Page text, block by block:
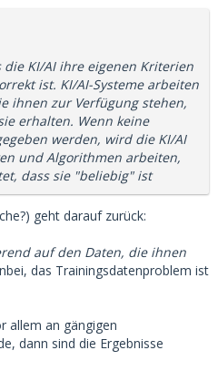
KI/AI ihre eigenen Kriterien
ist. KI/AI-Systeme arbeiten
ihnen zur Verfügung stehen,
erhalten. Wenn keine
werden, wird die KI/AI
und Algorithmen arbeiten,
dass sie "beliebig" ist
geht darauf zurück:
auf den Daten, die ihnen
das Trainingsdatenproblem ist
allem an gängigen
dann sind die Ergebnisse